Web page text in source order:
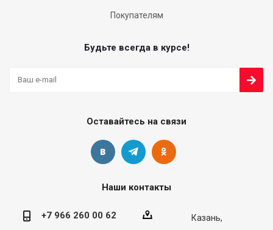
Покупателям
Будьте всегда в курсе!
Оставайтесь на связи
Наши контакты
+7 966 260 00 62
Казань,